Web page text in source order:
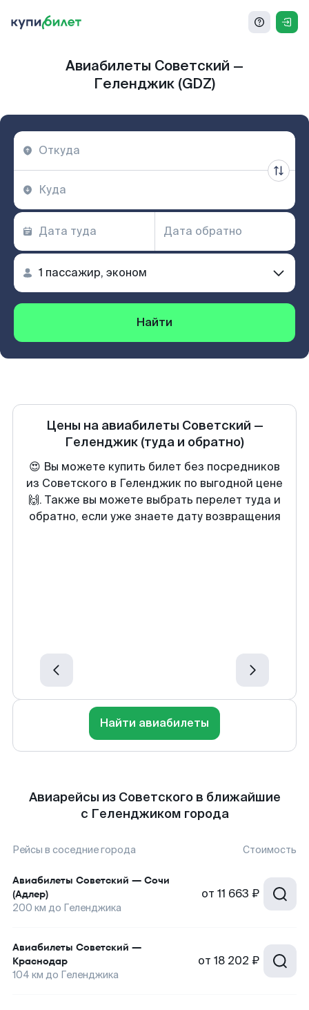
Авиабилеты Советский —
Геленджик (GDZ)
Найти
Цены на авиабилеты Советский —
Геленджик (туда и обратно)
😍 Вы можете купить билет без посредников
из Советского в Геленджик по выгодной цене
🙌. Также вы можете выбрать перелет туда и
обратно, если уже знаете дату возвращения
Найти авиабилеты
Авиарейсы из Советского в ближайшие
с Геленджиком города
Рейсы в соседние города Стоимость
Авиабилеты Советский — Сочи
(Адлер)
200 км до Геленджика
от 11 663 ₽
Авиабилеты Советский —
Краснодар
104 км до Геленджика
от 18 202 ₽